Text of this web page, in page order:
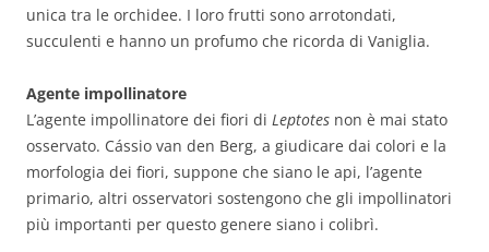
unica tra le orchidee. I loro frutti sono arrotondati,
succulenti e hanno un profumo che ricorda di Vaniglia.
Agente impollinatore
L’agente impollinatore dei fiori di Leptotes non è mai stato
osservato. Cássio van den Berg, a giudicare dai colori e la
morfologia dei fiori, suppone che siano le api, l’agente
primario, altri osservatori sostengono che gli impollinatori
più importanti per questo genere siano i colibrì.